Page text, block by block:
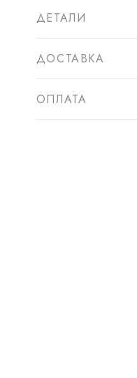
ДЕТАЛИ
ДОСТАВКА
ОПЛАТА